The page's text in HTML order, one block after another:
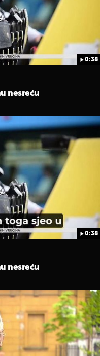
0:38
nesreću
0:38
nesreću